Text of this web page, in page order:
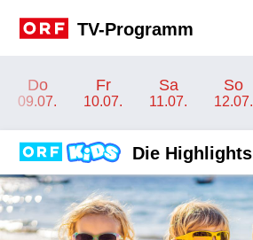
TV-Programm
Channel-Frontpage ORF KIDS
Do
09.07.
Fr
10.07.
Sa
11.07.
So
12.07.
Die Highlights